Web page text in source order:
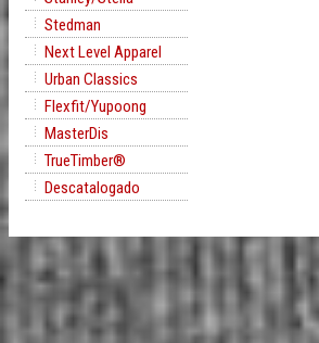
Stedman
Next Level Apparel
Urban Classics
Flexfit/Yupoong
MasterDis
TrueTimber®
Descatalogado